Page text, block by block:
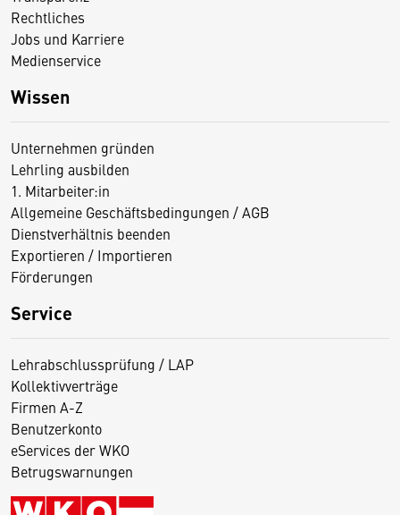
Rechtliches
Jobs und Karriere
Medienservice
Wissen
Unternehmen gründen
Lehrling ausbilden
1. Mitarbeiter:in
Allgemeine Geschäftsbedingungen / AGB
Dienstverhältnis beenden
Exportieren / Importieren
Förderungen
Service
Lehrabschlussprüfung / LAP
Kollektivverträge
Firmen A-Z
Benutzerkonto
eServices der WKO
Betrugswarnungen